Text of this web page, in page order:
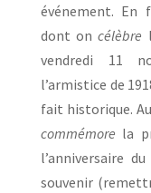
événement. En
dont oncélèbre
vendredi 11
l’armistice de
fait historique.
commémore la
l’anniversaire
souvenir